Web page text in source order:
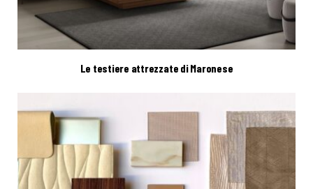
Le testiere attrezzate di Maronese